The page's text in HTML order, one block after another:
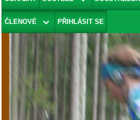
ČLENOVÉ PŘIHLÁSIT SE